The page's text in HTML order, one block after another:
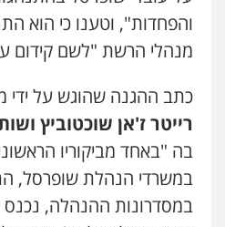
והפחדות", וטענו כי הוא
מנהלי הרשת "לשם קידום
כתב ההגנה שהוגש על ידי
רייטר ז'אן שוכטוביץ
בה "באחד מביקוריו
במשרדי הנהלת שופרסל,
במסדרונות ההנהלה, נכנס